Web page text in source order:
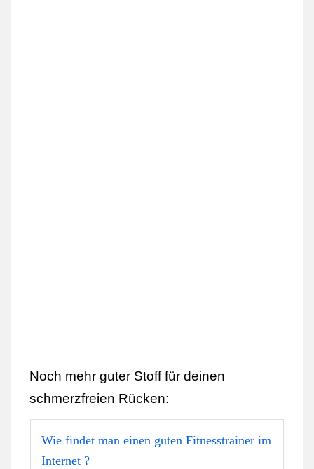
Noch mehr guter Stoff für deinen
schmerzfreien Rücken:
Wie findet man einen guten Fitnesstrainer im
Internet ?